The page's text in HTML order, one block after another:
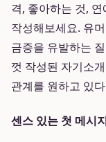
격, 좋아하는 것,
작성해보세요. 유
금증을 유발하는
껏 작성된 자기소
관계를 원하고 있
센스 있는 첫 메시